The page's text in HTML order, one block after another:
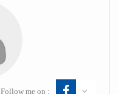
Follow me on :